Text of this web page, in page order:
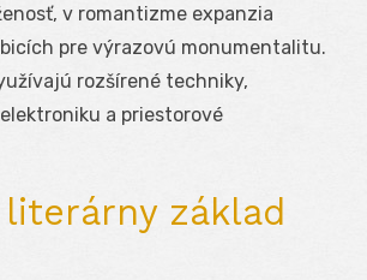
v romantizme expanzia
pre výrazovú monumentalitu.
rozšírené techniky,
a priestorové
základ